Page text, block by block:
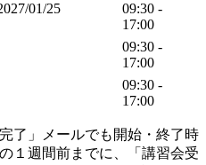
01/25
09:30 -
17:00
09:30 -
17:00
09:30 -
17:00
了」メールでも開始・終了時
１週間前までに、「講習会受